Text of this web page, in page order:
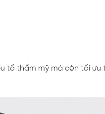
tố thẩm mỹ mà còn tối ưu